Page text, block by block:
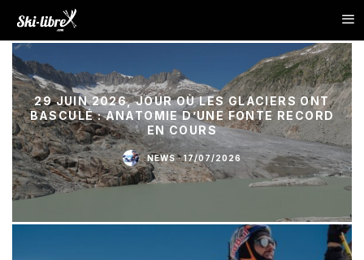
29 JUIN 2026, JOUR OÙ LES GLACIERS ONT
BASCULÉ : ANATOMIE D’UNE FONTE RECORD
EN COURS
NEWS · 17/07/2026